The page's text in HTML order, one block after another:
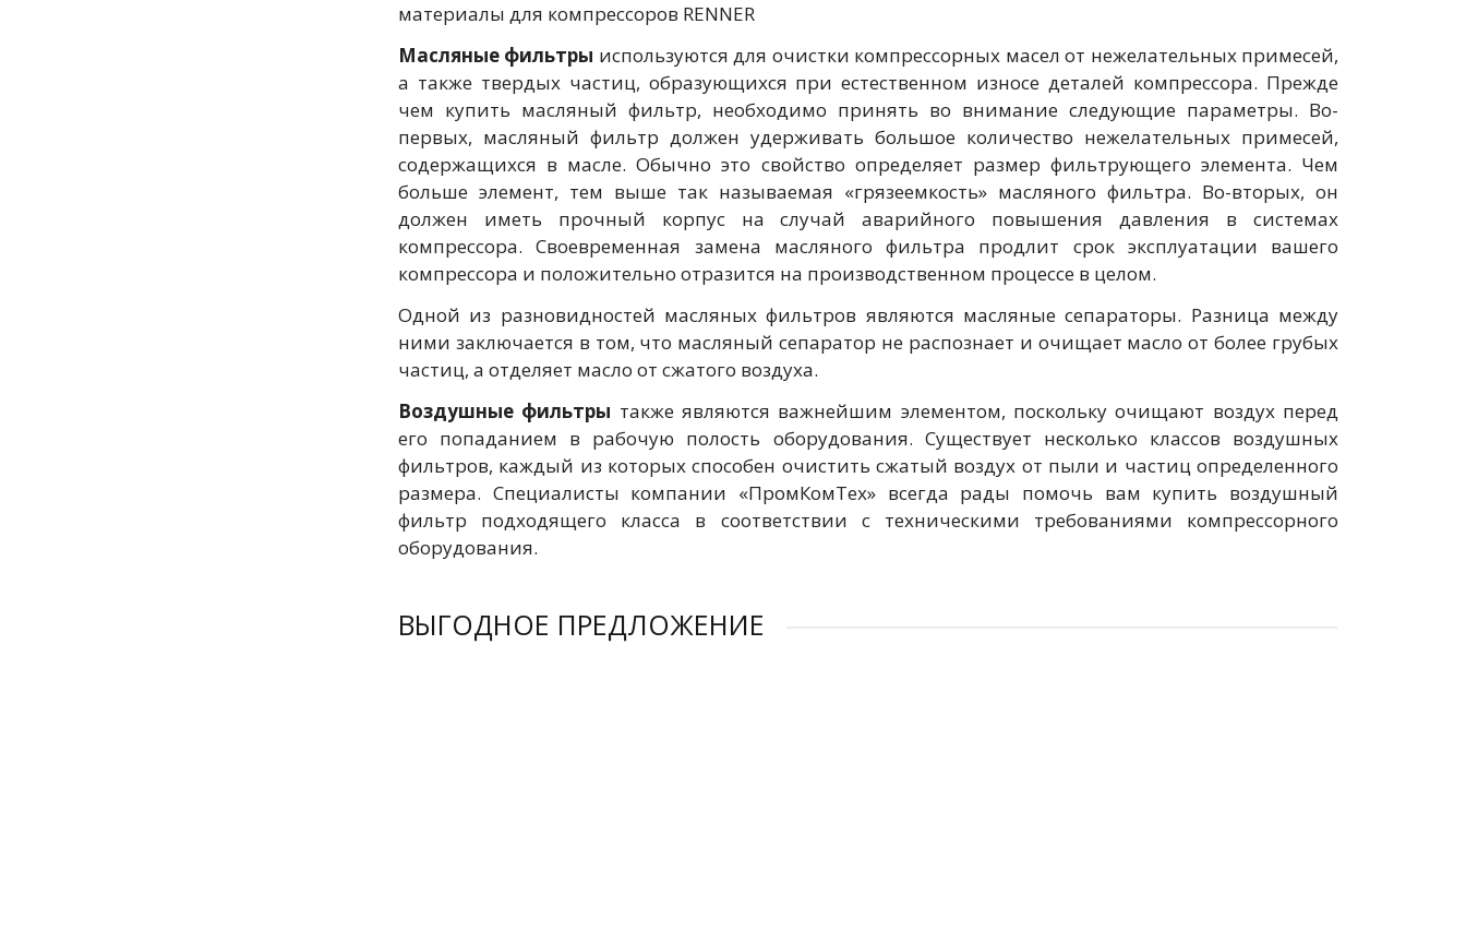
материалы для компрессоров RENNER
Масляные фильтры используются для очистки компрессорных масел от нежелательных примесей,
а также твердых частиц, образующихся при естественном износе деталей компрессора. Прежде
чем купить масляный фильтр, необходимо принять во внимание следующие параметры. Во-
первых, масляный фильтр должен удерживать большое количество нежелательных примесей,
содержащихся в масле. Обычно это свойство определяет размер фильтрующего элемента. Чем
больше элемент, тем выше так называемая «грязеемкость» масляного фильтра. Во-вторых, он
должен иметь прочный корпус на случай аварийного повышения давления в системах
компрессора. Своевременная замена масляного фильтра продлит срок эксплуатации вашего
компрессора и положительно отразится на производственном процессе в целом.
Одной из разновидностей масляных фильтров являются масляные сепараторы. Разница между
ними заключается в том, что масляный сепаратор не распознает и очищает масло от более грубых
частиц, а отделяет масло от сжатого воздуха.
Воздушные фильтры также являются важнейшим элементом, поскольку очищают воздух перед
его попаданием в рабочую полость оборудования. Существует несколько классов воздушных
фильтров, каждый из которых способен очистить сжатый воздух от пыли и частиц определенного
размера. Специалисты компании «ПромКомТех» всегда рады помочь вам купить воздушный
фильтр подходящего класса в соответствии с техническими требованиями компрессорного
оборудования.
ВЫГОДНОЕ ПРЕДЛОЖЕНИЕ